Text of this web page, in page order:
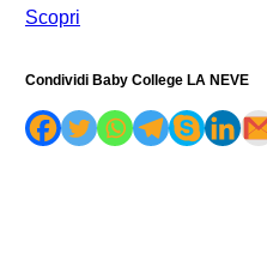
Scopri
Condividi Baby College LA NEVE